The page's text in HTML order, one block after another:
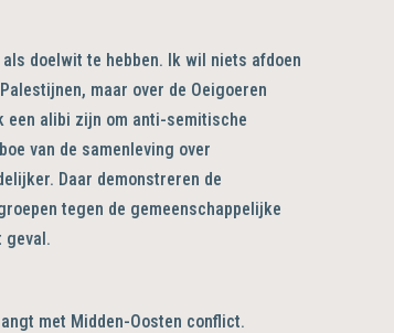
doelwit te hebben. Ik wil niets afdoen
maar over de Oeigoeren
een alibi zijn om anti-semitische
van de samenleving over
Daar demonstreren de
tegen de gemeenschappelijke
geval.
met Midden-Oosten conflict.